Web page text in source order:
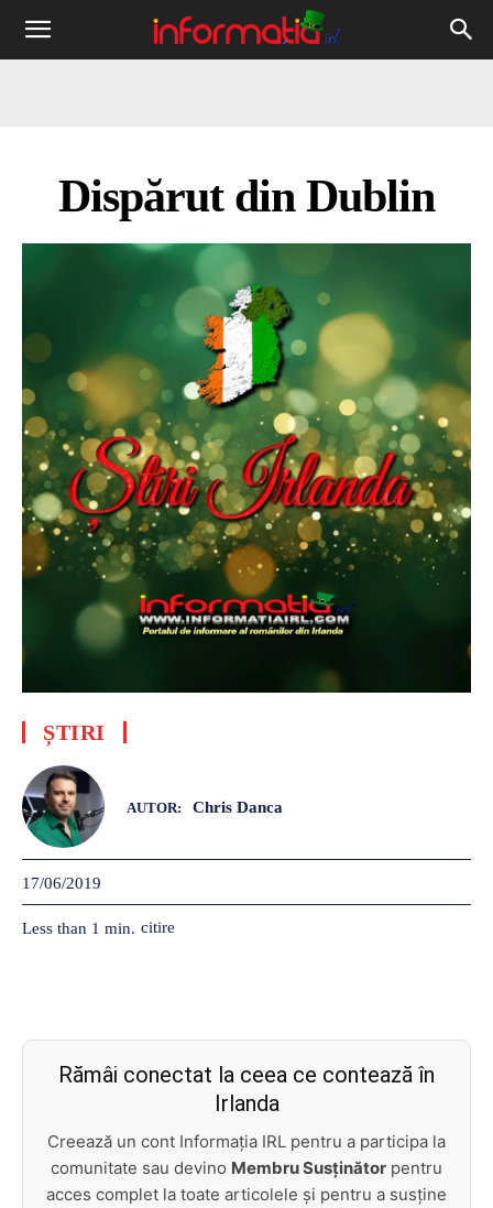
Informația
Dispărut din Dublin
ȘTIRI
AUTOR: Chris Danca
17/06/2019
Less than 1 min. citire
Rămâi conectat la ceea ce contează în
Irlanda
Creează un cont Informația IRL pentru a participa la
comunitate sau devino Membru Susținător pentru
acces complet la toate articolele și pentru a susține